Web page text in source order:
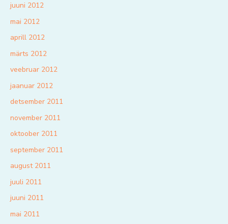
juuni 2012
mai 2012
aprill 2012
märts 2012
veebruar 2012
jaanuar 2012
detsember 2011
november 2011
oktoober 2011
september 2011
august 2011
juuli 2011
juuni 2011
mai 2011